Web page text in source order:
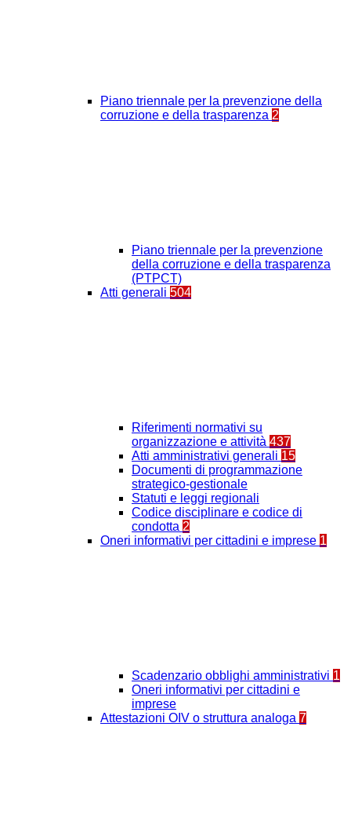
Piano triennale per la prevenzione della
corruzione e della trasparenza 2
Piano triennale per la prevenzione
della corruzione e della trasparenza
(PTPCT)
Atti generali 504
Riferimenti normativi su
organizzazione e attività 437
Atti amministrativi generali 15
Documenti di programmazione
strategico-gestionale
Statuti e leggi regionali
Codice disciplinare e codice di
condotta 2
Oneri informativi per cittadini e imprese 1
Scadenzario obblighi amministrativi 1
Oneri informativi per cittadini e
imprese
Attestazioni OIV o struttura analoga 7